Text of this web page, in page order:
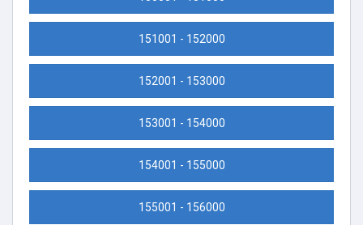
151001 - 152000
152001 - 153000
153001 - 154000
154001 - 155000
155001 - 156000